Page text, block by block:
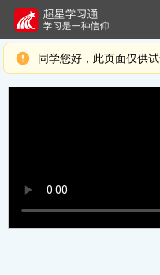
同学您好，此页面仅供